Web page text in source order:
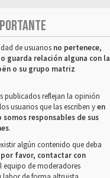
de usuarios no pertenece,
guarda relación alguna con la
o su grupo matriz
publicados reflejan la opinión
usuarios que las escriben yen
somos responsables de sus
.
algún contenido que deba
por favor, contactar con
equipo de moderadores